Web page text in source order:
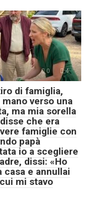
0 4
di famiglia,
verso una
ma mia sorella
che era
famiglie con
papà
io a scegliere
dissi: «Ho
casa e annullai
mi stavo